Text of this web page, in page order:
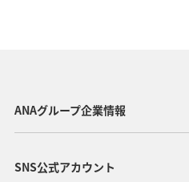
ANAグループ企業情報
SNS公式アカウント